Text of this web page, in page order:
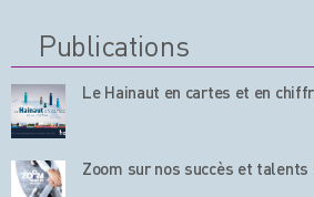
Publications
Le Hainaut en cartes et en
Zoom sur nos succès et talents